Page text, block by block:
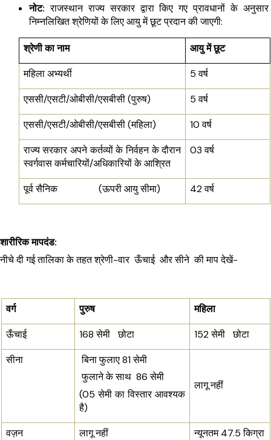
नोट: राजस्थान राज्य सरकार द्वारा किए गए प्रावधानों के अनुसार
निम्नलिखित श्रेणियों के लिए आयु में छूट प्रदान की जाएगी:
श्रेणी का नाम
आयु में छूट
महिला अभ्यर्थी
5 वर्ष
एससी/एसटी/ओबीसी/एसबीसी (पुरुष)
5 वर्ष
एससी/एसटी/ओबीसी/एसबीसी (महिला)
10 वर्ष
राज्य सरकार अपने कर्तव्यों के निर्वहन के दौरान
स्वर्गवास कर्मचारियों/अधिकारियों के आश्रित
03 वर्ष
पूर्व सैनिक                 (ऊपरी आयु सीमा) 42 वर्ष
शारीरिक मापदंड:
नीचे दी गई तालिका के तहत श्रेणी-वार  ऊँचाई  और सीने  की माप देखें-
वर्ग पुरुष
महिला
ऊँचाई
168 सेमी छोटा 152 सेमी
छोटा
सीना
बिना फुलाए 81 सेमी
फुलाने के साथ  86 सेमी
(05 सेमी का विस्तार आवश्यक
है)
लागू नहीं
वज़न लागू नहीं न्यूनतम 47.5 किग्रा